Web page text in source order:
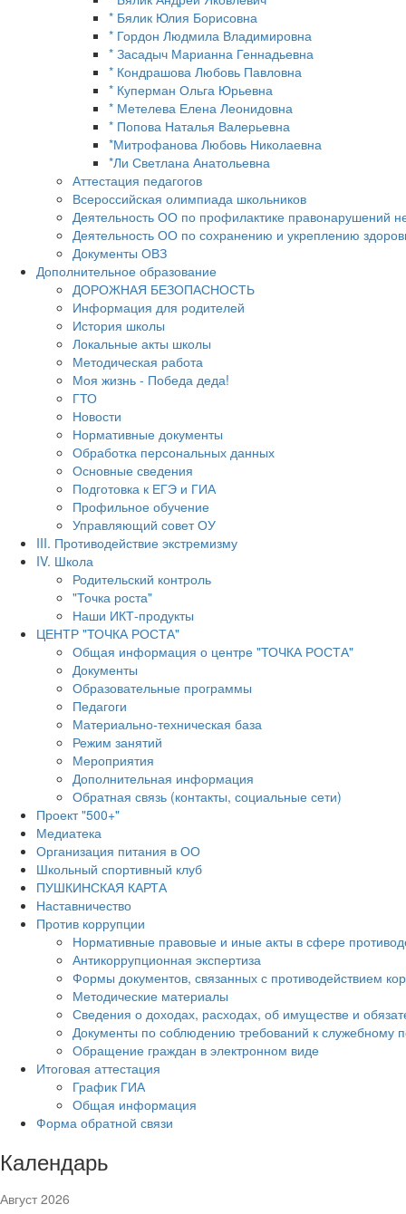
* Бялик Юлия Борисовна
* Гордон Людмила Владимировна
* Засадыч Марианна Геннадьевна
* Кондрашова Любовь Павловна
* Куперман Ольга Юрьевна
* Метелева Елена Леонидовна
* Попова Наталья Валерьевна
*Митрофанова Любовь Николаевна
*Ли Светлана Анатольевна
Аттестация педагогов
Всероссийская олимпиада школьников
Деятельность ОО по профилактике правонарушений
Деятельность ОО по сохранению и укреплению
Документы ОВЗ
Дополнительное образование
ДОРОЖНАЯ БЕЗОПАСНОСТЬ
Информация для родителей
История школы
Локальные акты школы
Методическая работа
Моя жизнь - Победа деда!
ГТО
Новости
Нормативные документы
Обработка персональных данных
Основные сведения
Подготовка к ЕГЭ и ГИА
Профильное обучение
Управляющий совет ОУ
III. Противодействие экстремизму
IV. Школа
Родительский контроль
"Точка роста"
Наши ИКТ-продукты
ЦЕНТР "ТОЧКА РОСТА"
Общая информация о центре "ТОЧКА РОСТА"
Документы
Образовательные программы
Педагоги
Материально-техническая база
Режим занятий
Мероприятия
Дополнительная информация
Обратная связь (контакты, социальные сети)
Проект "500+"
Медиатека
Организация питания в ОО
Школьный спортивный клуб
ПУШКИНСКАЯ КАРТА
Наставничество
Против коррупции
Нормативные правовые и иные акты в сфере
Антикоррупционная экспертиза
Формы документов, связанных с противодействием
Методические материалы
Сведения о доходах, расходах, об имуществе и
Документы по соблюдению требований к служебному
Обращение граждан в электронном виде
Итоговая аттестация
График ГИА
Общая информация
Форма обратной связи
Календарь
Август 2026